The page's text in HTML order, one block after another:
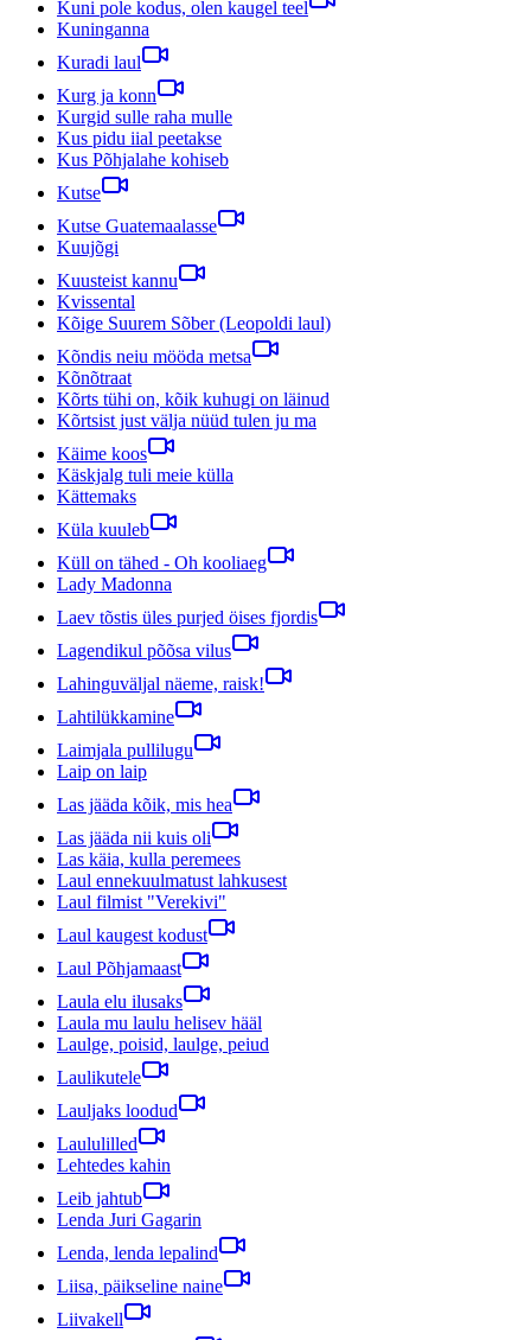
Kuni pole kodus, olen kaugel teel
Kuninganna
Kuradi laul
Kurg ja konn
Kurgid sulle raha mulle
Kus pidu iial peetakse
Kus Põhjalahe kohiseb
Kutse
Kutse Guatemaalasse
Kuujõgi
Kuusteist kannu
Kvissental
Kõige Suurem Sõber (Leopoldi laul)
Kõndis neiu mööda metsa
Kõnõtraat
Kõrts tühi on, kõik kuhugi on läinud
Kõrtsist just välja nüüd tulen ju ma
Käime koos
Käskjalg tuli meie külla
Kättemaks
Küla kuuleb
Küll on tähed - Oh kooliaeg
Lady Madonna
Laev tõstis üles purjed öises fjordis
Lagendikul põõsa vilus
Lahinguväljal näeme, raisk!
Lahtilükkamine
Laimjala pullilugu
Laip on laip
Las jääda kõik, mis hea
Las jääda nii kuis oli
Las käia, kulla peremees
Laul ennekuulmatust lahkusest
Laul filmist "Verekivi"
Laul kaugest kodust
Laul Põhjamaast
Laula elu ilusaks
Laula mu laulu helisev hääl
Laulge, poisid, laulge, peiud
Laulikutele
Lauljaks loodud
Laululilled
Lehtedes kahin
Leib jahtub
Lenda Juri Gagarin
Lenda, lenda lepalind
Liisa, päikseline naine
Liivakell